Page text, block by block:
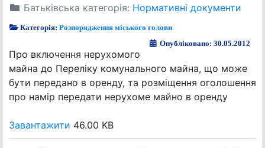
Батьківська категорія: Нормативні документи
Категорія:Розпорядження міського голови
Опубліковано: 30.05.2012
Про включення нерухомого
майна до Переліку комунального майна, що може
бути передано в оренду, та розміщення оголошення
про намір передати нерухоме майно в оренду
Завантажити 46.00 KB